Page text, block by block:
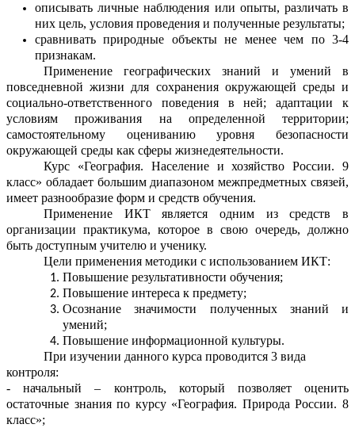
описывать личные наблюдения или опыты, различать в
них цель, условия проведения и полученные результаты;
сравнивать природные объекты не менее чем по 3-4
признакам.
Применение географических знаний и умений в
повседневной жизни для сохранения окружающей среды и
социально-ответственного поведения в ней; адаптации к
условиям проживания на определенной территории;
самостоятельному оцениванию уровня безопасности
окружающей среды как сферы жизнедеятельности.
Курс «География. Население и хозяйство России. 9
класс» обладает большим диапазоном межпредметных связей,
имеет разнообразие форм и средств обучения.
Применение ИКТ является одним из средств в
организации практикума, которое в свою очередь, должно
быть доступным учителю и ученику.
Цели применения методики с использованием ИКТ:
Повышение результативности обучения;
Повышение интереса к предмету;
Осознание значимости полученных знаний и
умений;
Повышение информационной культуры.
При изучении данного курса проводится 3 вида
контроля:
- начальный – контроль, который позволяет оценить
остаточные знания по курсу «География. Природа России. 8
класс»;